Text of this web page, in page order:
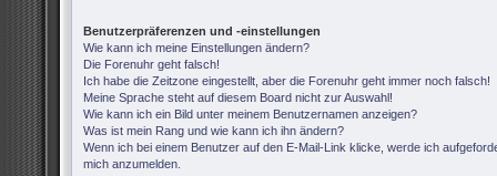
Benutzerpräferenzen und -einstellungen
Wie kann ich meine Einstellungen ändern?
Die Forenuhr geht falsch!
Ich habe die Zeitzone eingestellt, aber die Forenuhr geht immer noch falsch!
Meine Sprache steht auf diesem Board nicht zur Auswahl!
Wie kann ich ein Bild unter meinem Benutzernamen anzeigen?
Was ist mein Rang und wie kann ich ihn ändern?
Wenn ich bei einem Benutzer auf den E-Mail-Link klicke, werde ich
mich anzumelden.